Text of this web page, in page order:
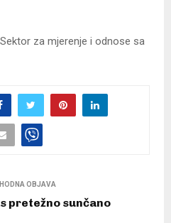
Sektor za mjerenje i odnose sa
OBJAVA
pretežno sunčano